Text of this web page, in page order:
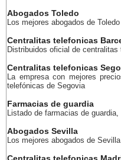
Abogados Toledo
Los mejores abogados de Toledo
Centralitas telefonicas
Distribuidos oficial de
Centralitas telefonicas
La empresa con mejores
telefónicas de Segovia
Farmacias de guardia
Listado de farmacias de
Abogados Sevilla
Los mejores abogados de Sevilla